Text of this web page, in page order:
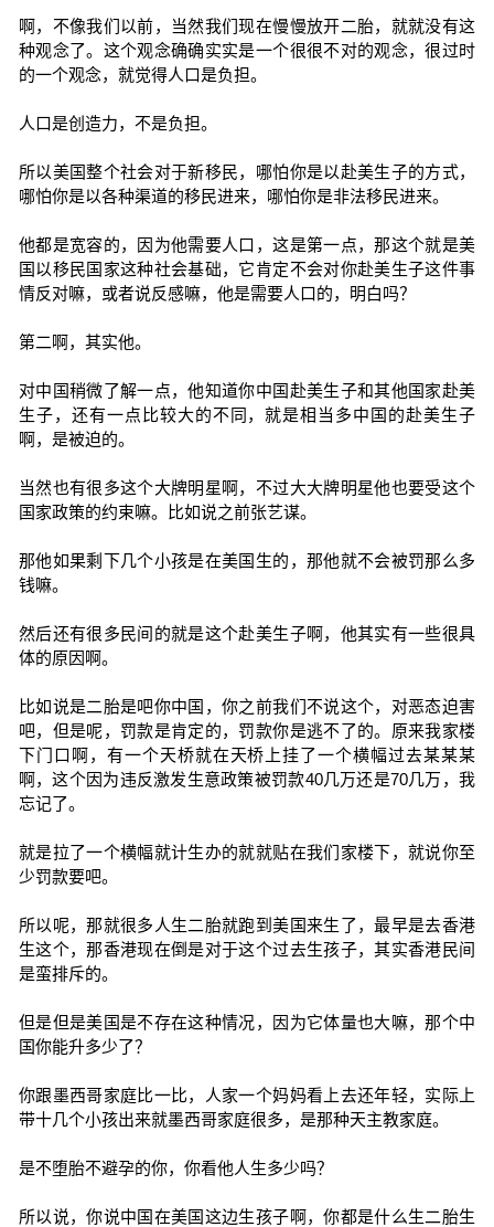
啊，不像我们以前，当然我们现在慢慢放开二胎，就就没有这
种观念了。这个观念确确实实是一个很很不对的观念，很过时
的一个观念，就觉得人口是负担。
人口是创造力，不是负担。
所以美国整个社会对于新移民，哪怕你是以赴美生子的方式，
哪怕你是以各种渠道的移民进来，哪怕你是非法移民进来。
他都是宽容的，因为他需要人口，这是第一点，那这个就是美
国以移民国家这种社会基础，它肯定不会对你赴美生子这件事
情反对嘛，或者说反感嘛，他是需要人口的，明白吗？
第二啊，其实他。
对中国稍微了解一点，他知道你中国赴美生子和其他国家赴美
生子，还有一点比较大的不同，就是相当多中国的赴美生子
啊，是被迫的。
当然也有很多这个大牌明星啊，不过大大牌明星他也要受这个
国家政策的约束嘛。比如说之前张艺谋。
那他如果剩下几个小孩是在美国生的，那他就不会被罚那么多
钱嘛。
然后还有很多民间的就是这个赴美生子啊，他其实有一些很具
体的原因啊。
比如说是二胎是吧你中国，你之前我们不说这个，对恶态迫害
吧，但是呢，罚款是肯定的，罚款你是逃不了的。原来我家楼
下门口啊，有一个天桥就在天桥上挂了一个横幅过去某某某
啊，这个因为违反激发生意政策被罚款40几万还是70几万，我
忘记了。
就是拉了一个横幅就计生办的就就贴在我们家楼下，就说你至
少罚款要吧。
所以呢，那就很多人生二胎就跑到美国来生了，最早是去香港
生这个，那香港现在倒是对于这个过去生孩子，其实香港民间
是蛮排斥的。
但是但是美国是不存在这种情况，因为它体量也大嘛，那个中
国你能升多少了？
你跟墨西哥家庭比一比，人家一个妈妈看上去还年轻，实际上
带十几个小孩出来就墨西哥家庭很多，是那种天主教家庭。
是不堕胎不避孕的你，你看他人生多少吗？
所以说，你说中国在美国这边生孩子啊，你都是什么生二胎生